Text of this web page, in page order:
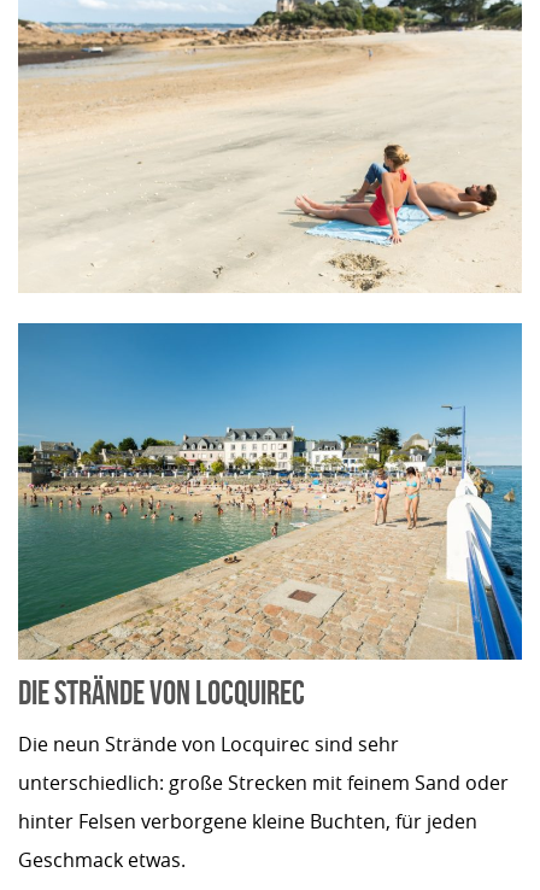
DIE STRÄNDE VON LOCQUIREC
Die neun Strände von Locquirec sind sehr
unterschiedlich: große Strecken mit feinem Sand oder
hinter Felsen verborgene kleine Buchten, für jeden
Geschmack etwas.